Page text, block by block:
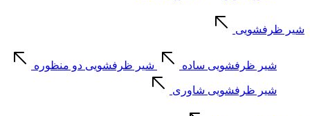
شیر ظرفشویی
شیر ظرفشویی ساده شیر ظرفشویی دو منظوره
شیر ظرفشویی شاوری